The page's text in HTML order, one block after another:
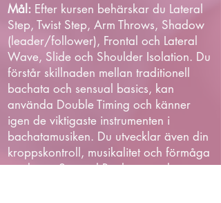
Mål: Efter kursen behärskar du Lateral
Step, Twist Step, Arm Throws, Shadow
(leader/follower), Frontal och Lateral
Wave, Slide och Shoulder Isolation. Du
förstår skillnaden mellan traditionell
bachata och sensual basics, kan
använda Double Timing och känner
igen de viktigaste instrumenten i
bachatamusiken. Du utvecklar även din
kroppskontroll, musikalitet och förmåga
att dansa Sensual Bachata med ett